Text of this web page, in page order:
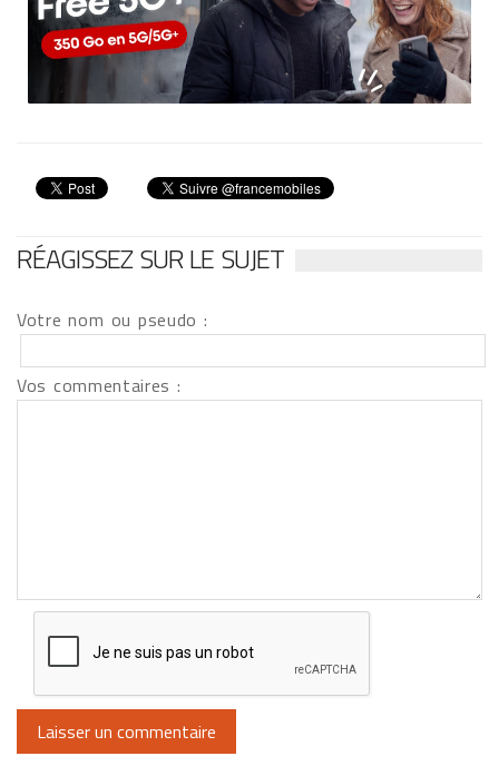
RÉAGISSEZ SUR LE SUJET
Votre nom ou pseudo :
Vos commentaires :